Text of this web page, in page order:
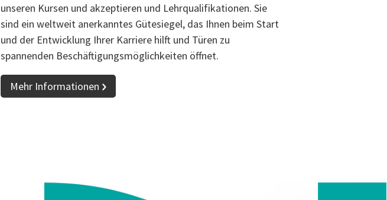
unseren Kursen und akzeptieren und Lehrqualifikationen. Sie
sind ein weltweit anerkanntes Gütesiegel, das Ihnen beim Start
und der Entwicklung Ihrer Karriere hilft und Türen zu
spannenden Beschäftigungsmöglichkeiten öffnet.
Mehr Informationen